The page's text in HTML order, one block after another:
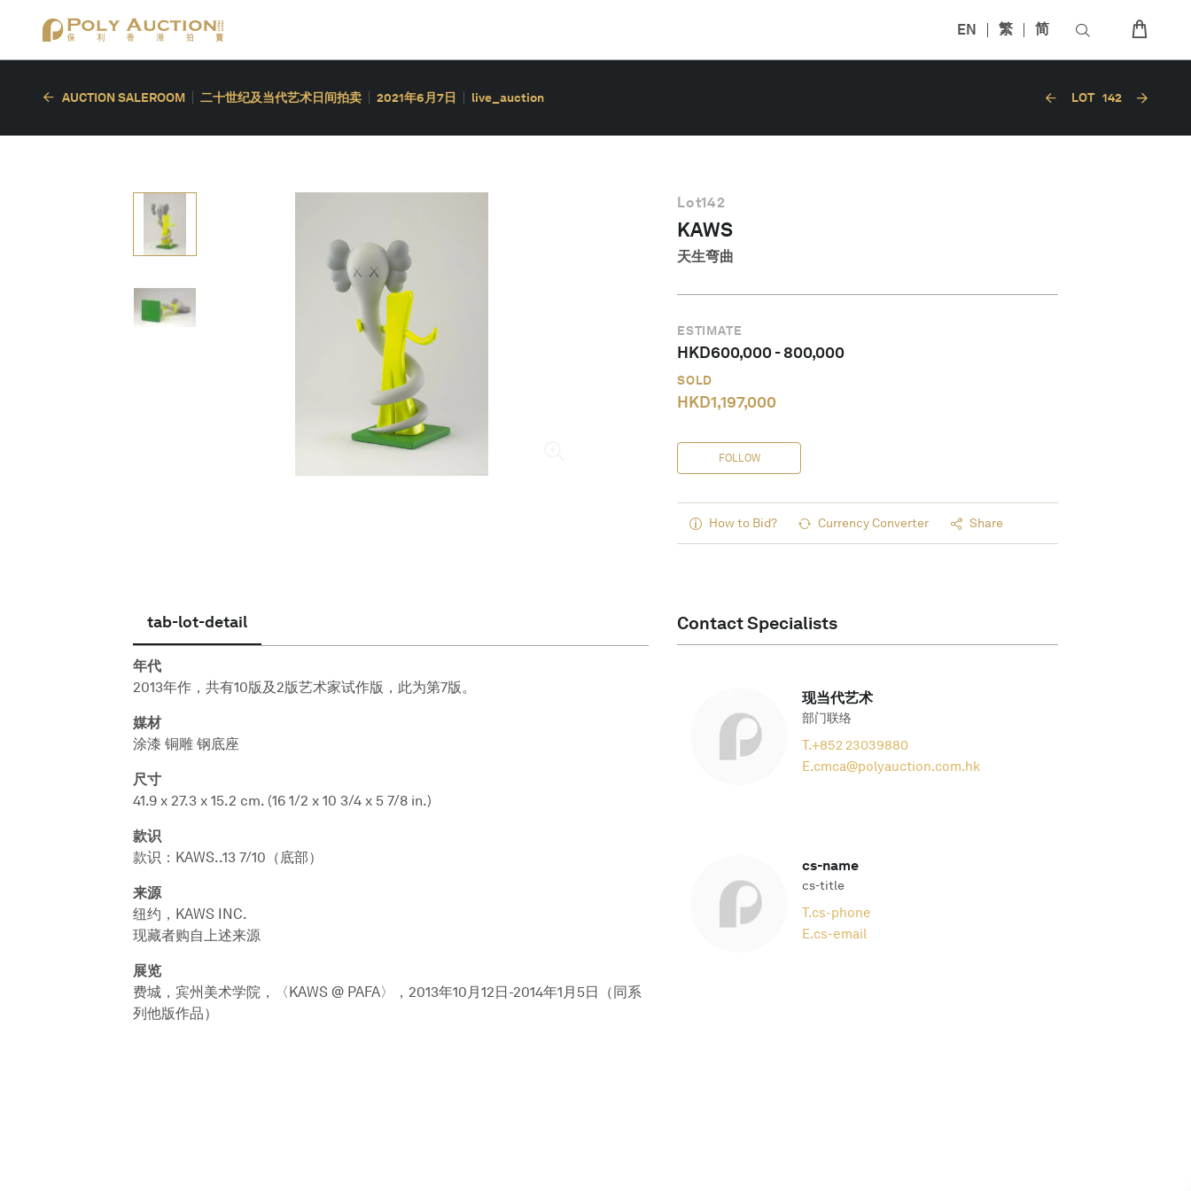
EN 繁 简
AUCTION SALEROOM 二十世纪及当代艺术日间拍卖 2021年6月7日 live_auction LOT 142
Lot142
KAWS
天生弯曲
ESTIMATE
HKD600,000-800,000
SOLD
HKD1,197,000
FOLLOW
How to Bid? Currency Converter Share
tab-lot-detail
年代
2013年作，共有10版及2版艺术家试作版，此为第7版。
媒材
涂漆 铜雕 钢底座
尺寸
41.9 x 27.3 x 15.2 cm. (16 1/2 x 10 3/4 x 5 7/8 in.)
款识
款识：KAWS..13 7/10（底部）
来源
纽约，KAWS INC.
现藏者购自上述来源
展览
费城，宾州美术学院，〈KAWS @ PAFA〉，2013年10月12日-2014年1月5日（同系
列他版作品）
Contact Specialists
现当代艺术
部门联络
T.+852 23039880
E.cmca@polyauction.com.hk
cs-name
cs-title
T.cs-phone
E.cs-email